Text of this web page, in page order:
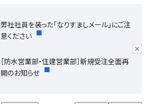
弊社社員を装った「なりすましメール」にご注
意ください
［防水営業部・住建営業部］新規受注全面再
開のお知らせ